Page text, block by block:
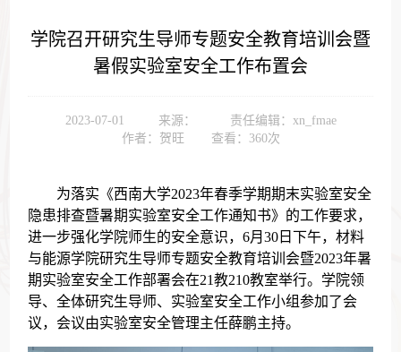
学院召开研究生导师专题安全教育培训会暨
暑假实验室安全工作布置会
2023-07-01 来源：
责任编辑：xn_fmae
作者：贺旺
查看： 360次
为落实《西南大学2023年春季学期期末实验室安全
隐患排查暨暑期实验室安全工作通知书》的工作要求，
进一步强化学院师生的安全意识，6月 30 日下午，材料
与能源学院研究生导师专题安全教育培训会暨2023年暑
期实验室安全工作部署会在21教210教室举行。学院领
导、全体研究生导师、实验室安全工作小组参加了会
议，会议由实验室安全管理主任薛鹏主持。